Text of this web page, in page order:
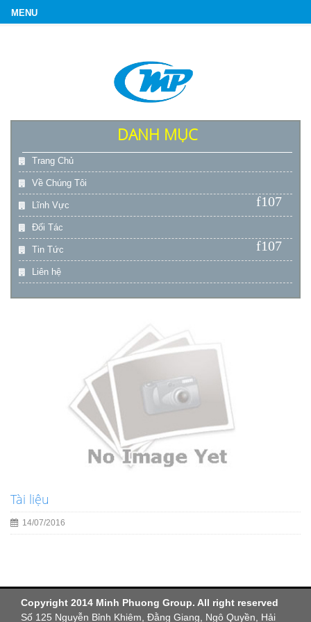
DANH MỤC
Trang Chủ
Về Chúng Tôi
Lĩnh Vực
Đối Tác
Tin Tức
Liên hệ
Tài liệu
14/07/2016
Copyright 2014 Minh Phuong Group. All right reserved
Số 125 Nguyễn Bỉnh Khiêm, Đằng Giang, Ngô Quyền, Hải